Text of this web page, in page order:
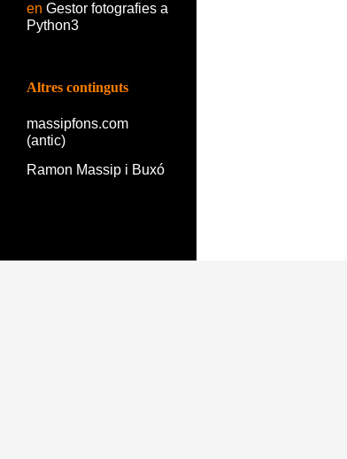
en Gestor fotografies a
Python3
Altres continguts
massipfons.com
(antic)
Ramon Massip i Buxó